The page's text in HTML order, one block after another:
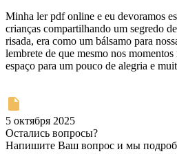
Minha ler pdf online e eu devoramos
crianças compartilhando um segredo
risada, era como um bálsamo para
lembrete de que mesmo nos
espaço para um pouco de alegria e
5 октября 2025
Остались вопросы?
Напишите Ваш вопрос и мы